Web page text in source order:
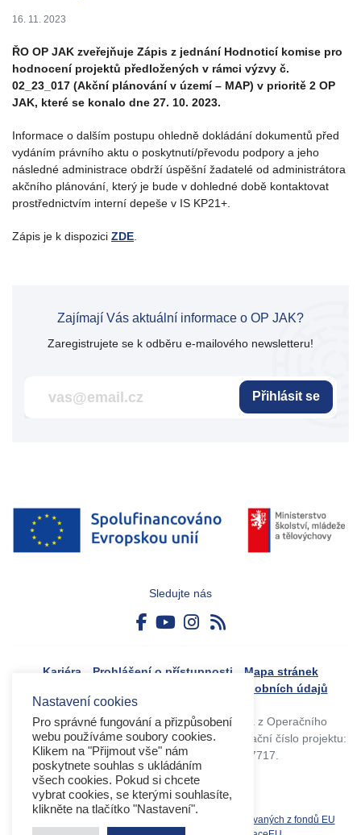
16. 11. 2023
ŘO OP JAK zveřejňuje Zápis z jednání Hodnoticí komise pro
hodnocení projektů předložených v rámci výzvy č.
02_23_017 (Akční plánování v území – MAP) v prioritě 2 OP
JAK, které se konalo dne 27. 10. 2023.
Informace o dalším postupu ohledně dokládání dokumentů před
vydáním právního aktu o poskytnutí/převodu podpory a jeho
následné administrace obdrží úspěšní žadatelé od administrátora
akčního plánování, který je bude v dohledné době kontaktovat
prostřednictvím interní depeše v IS KP21+.
Zápis je k dispozici ZDE
Zajímají Vás aktuální informace o OP JAK?
Zaregistrujete se k odběru e-mailového newsletteru!
Přihlásit se
Sledujte nás
Kariéra Prohlášení o přístupnosti
Mapa stránek
Zásady ochrany osobních údajů
Tvorba webového portálu byla financovaná z Operačního
programu Výzkum, vývoj a vzdělávání. Registrační číslo projektu:
CZ.02.4.125/0.0/0.0/17_045/0017717.
Databáze produktů spolufinancovaných z fondů EU
Nastavení cookies
Pro správné fungování a přizpůsobení
webu používáme soubory cookies.
Klikem na "Přijmout vše" nám
poskytnete souhlas s ukládáním
všech cookies. Pokud si chcete
vybrat cookies, se kterými souhlasíte,
klikněte na tlačítko "Nastavení".